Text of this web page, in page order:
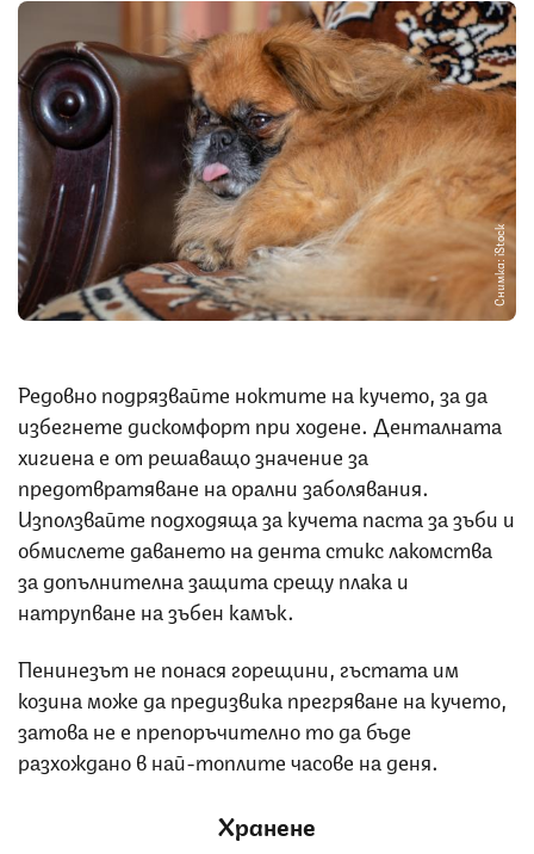
Снимка: iStock
Редовно подрязвайте ноктите на кучето, за да
избегнете дискомфорт при ходене. Денталната
хигиена е от решаващо значение за
предотвратяване на орални заболявания.
Използвайте подходяща за кучета паста за зъби и
обмислете даването на дента стикс лакомства
за допълнителна защита срещу плака и
натрупване на зъбен камък.
Пенинезът не понася горещини, гъстата им
козина може да предизвика прегряване на кучето,
затова не е препоръчително то да бъде
разхождано в най-топлите часове на деня.
Хранене